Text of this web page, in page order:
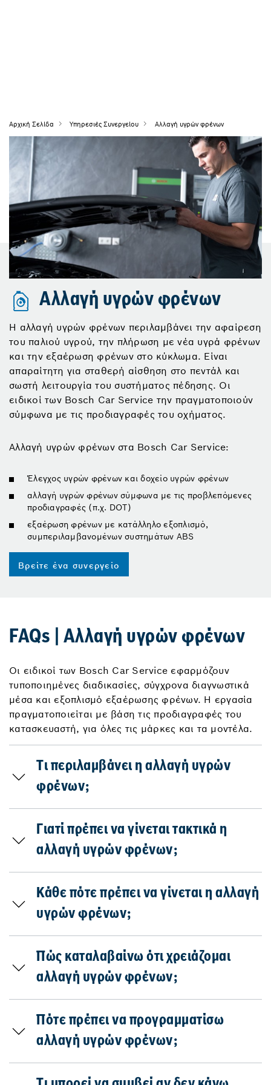
Αρχική Σελίδα Υπηρεσιές Συνεργείου Αλλαγή υγρών φρένων
Αλλαγή υγρών φρένων
Η αλλαγή υγρών φρένων περιλαμβάνει την αφαίρεση
του παλιού υγρού, την πλήρωση με νέα υγρά φρένων
και την εξαέρωση φρένων στο κύκλωμα. Είναι
απαραίτητη για σταθερή αίσθηση στο πεντάλ και
σωστή λειτουργία του συστήματος πέδησης. Οι
ειδικοί των Bosch Car Service την πραγματοποιούν
σύμφωνα με τις προδιαγραφές του οχήματος.
Αλλαγή υγρών φρένων στα Bosch Car Service:
Έλεγχος υγρών φρένων και δοχείο υγρών φρένων
αλλαγή υγρών φρένων σύμφωνα με τις προβλεπόμενες
προδιαγραφές (π.χ. DOT)
εξαέρωση φρένων με κατάλληλο εξοπλισμό,
συμπεριλαμβανομένων συστημάτων ABS
Βρείτε ένα συνεργείο
FAQs | Αλλαγή υγρών φρένων
Οι ειδικοί των Bosch Car Service εφαρμόζουν
τυποποιημένες διαδικασίες, σύγχρονα διαγνωστικά
μέσα και εξοπλισμό εξαέρωσης φρένων. Η εργασία
πραγματοποιείται με βάση τις προδιαγραφές του
κατασκευαστή, για όλες τις μάρκες και τα μοντέλα.
Τι περιλαμβάνει η αλλαγή υγρών
φρένων;
Γιατί πρέπει να γίνεται τακτικά η
αλλαγή υγρών φρένων;
Κάθε πότε πρέπει να γίνεται η αλλαγή
υγρών φρένων;
Πώς καταλαβαίνω ότι χρειάζομαι
αλλαγή υγρών φρένων;
Πότε πρέπει να προγραμματίσω
αλλαγή υγρών φρένων;